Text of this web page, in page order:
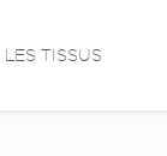
LES TISSUS